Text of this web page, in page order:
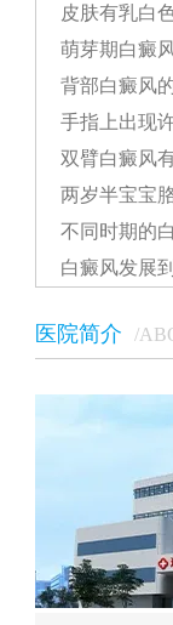
萌芽期白癜
背部白癜风
双臂白癜风
白癜风发展
医院简介 /